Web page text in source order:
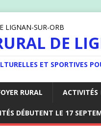
DE
ET SPORTIVES
RURAL ACTIVITÉS
DÉBUTENT LE 17